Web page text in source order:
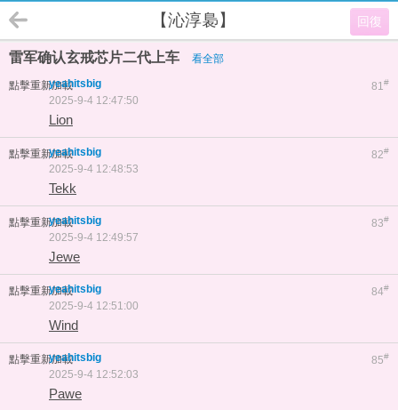
回復
【沁淳裊】
雷军确认玄戒芯片二代上车 看全部
點擊重新加載 81#
yeahitsbig
2025-9-4 12:47:50
Lion
點擊重新加載 82#
yeahitsbig
2025-9-4 12:48:53
Tekk
點擊重新加載 83#
yeahitsbig
2025-9-4 12:49:57
Jewe
點擊重新加載 84#
yeahitsbig
2025-9-4 12:51:00
Wind
點擊重新加載 85#
yeahitsbig
2025-9-4 12:52:03
Pawe